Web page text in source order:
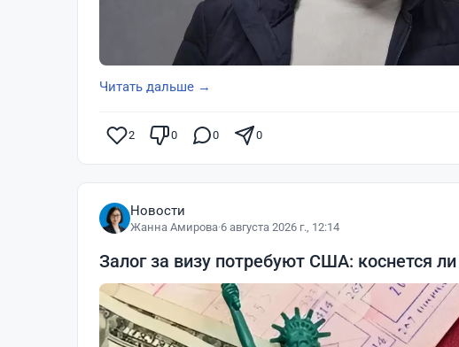
Читать дальше →
2 0 0 0
Новости
Жанна Амирова·6 августа 2026 г., 12:14
Залог за визу потребуют США: коснется